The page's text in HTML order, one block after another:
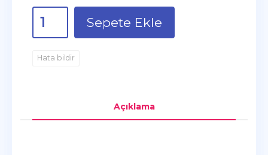
Sepete Ekle
Hata bildir
Açıklama